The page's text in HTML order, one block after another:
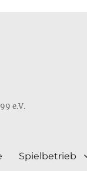
e.V.
Spielbetrieb